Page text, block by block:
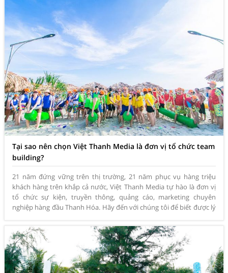
Tại sao nên chọn Việt Thanh Media là đơn vị tổ chức team
building?
21 năm đứng vững trên thị trường, 21 năm phục vụ hàng triệu
khách hàng trên khắp cả nước, Việt Thanh Media tự hào là đơn vị
tổ chức sự kiện, truyền thông, quảng cáo, marketing chuyên
nghiệp hàng đầu Thanh Hóa. Hãy đến với chúng tôi để biết được lý